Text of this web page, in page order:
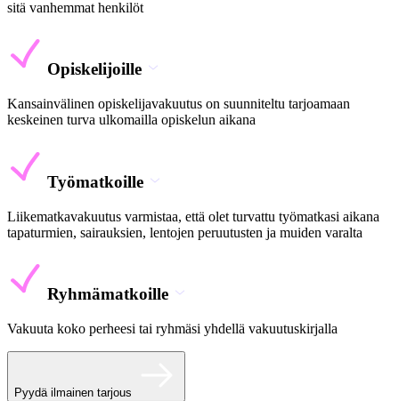
sitä vanhemmat henkilöt
Opiskelijoille
Kansainvälinen opiskelijavakuutus on suunniteltu tarjoamaan
keskeinen turva ulkomailla opiskelun aikana
Työmatkoille
Liikematkavakuutus varmistaa, että olet turvattu työmatkasi aikana
tapaturmien, sairauksien, lentojen peruutusten ja muiden varalta
Ryhmämatkoille
Vakuuta koko perheesi tai ryhmäsi yhdellä vakuutuskirjalla
Pyydä ilmainen tarjous